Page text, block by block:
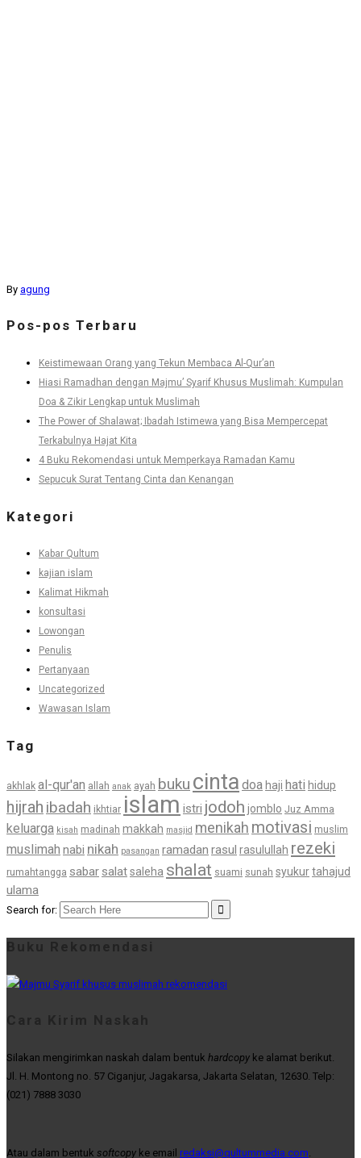
By agung
Pos-pos Terbaru
Keistimewaan Orang yang Tekun Membaca Al-Qur’an
Hiasi Ramadhan dengan Majmu’ Syarif Khusus Muslimah: Kumpulan
Doa & Zikir Lengkap untuk Muslimah
The Power of Shalawat; Ibadah Istimewa yang Bisa Mempercepat
Terkabulnya Hajat Kita
4 Buku Rekomendasi untuk Memperkaya Ramadan Kamu
Sepucuk Surat Tentang Cinta dan Kenangan
Kategori
Kabar Qultum
kajian islam
Kalimat Hikmah
konsultasi
Lowongan
Penulis
Pertanyaan
Uncategorized
Wawasan Islam
Tag
akhlak al-qur'an allah anak ayah buku cinta doa haji hati hidup
hijrah ibadah ikhtiar islam istri jodoh jomblo Juz Amma
keluarga kisah madinah makkah masjid menikah motivasi muslim
muslimah nabi nikah pasangan ramadan rasul rasulullah rezeki
rumahtangga sabar salatsaleha shalat suami sunah syukurtahajud
ulama
Search for:
Buku Rekomendasi
Cara Kirim Naskah
Silakan mengirimkan naskah dalam bentuk hardcopy ke alamat berikut.
Jl. H. Montong no. 57 Ciganjur, Jagakarsa, Jakarta Selatan, 12630. Telp:
(021) 7888 3030
Atau dalam bentuk softcopy ke email redaksi@qultummedia.com